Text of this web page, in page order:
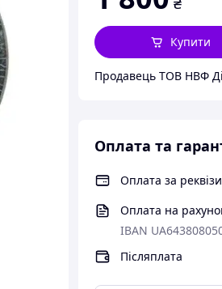
Купити
Продавець ТОВ НВФ
Оплата та
Оплата за
Оплата на
IBAN
Післяплата